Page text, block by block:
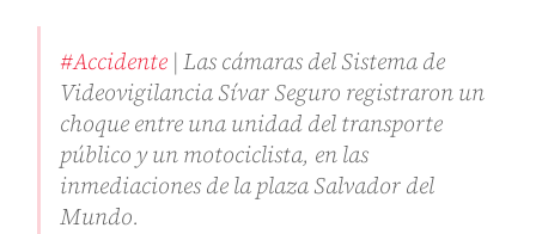
#Accidente | Las cámaras del Sistema de
Videovigilancia Sívar Seguro registraron un
choque entre una unidad del transporte
público y un motociclista, en las
inmediaciones de la plaza Salvador del
Mundo.